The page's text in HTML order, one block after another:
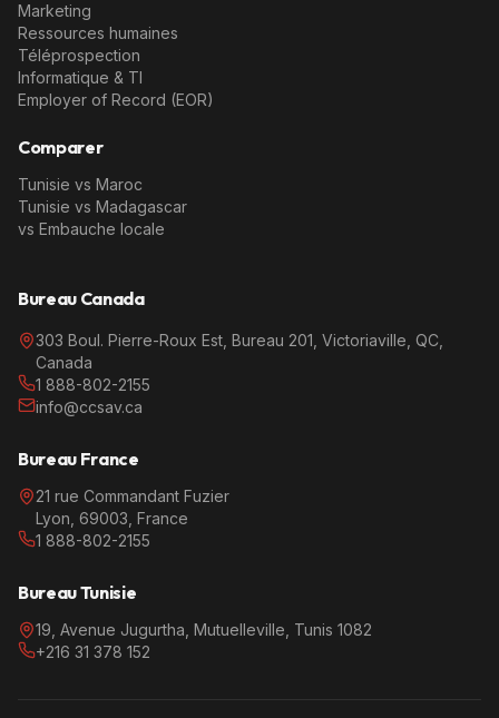
Marketing
Ressources humaines
Téléprospection
Informatique & TI
Employer of Record (EOR)
Comparer
Tunisie vs Maroc
Tunisie vs Madagascar
vs Embauche locale
Bureau Canada
303 Boul. Pierre-Roux Est, Bureau 201, Victoriaville, QC,
Canada
1 888-802-2155
info@ccsav.ca
Bureau France
21 rue Commandant Fuzier
Lyon, 69003, France
1 888-802-2155
Bureau Tunisie
19, Avenue Jugurtha, Mutuelleville, Tunis 1082
+216 31 378 152